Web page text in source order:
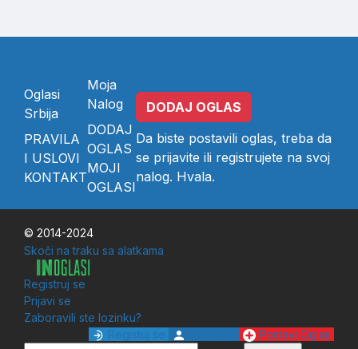
Oglasi
Srbija
PRAVILA
I USLOVI
KONTAKT
Moja
Nalog
DODAJ
OGLAS
MOJI
OGLASI
DODAJ OGLAS
Da biste postavili oglas, treba da
se prijavite ili registrujete na svoj
nalog. Hvala.
© 2014-2024
Skoči na traku sa alatkama
Registruj se
Prijavi se
Zaboravili ste lozinku?
Postavi Oglas